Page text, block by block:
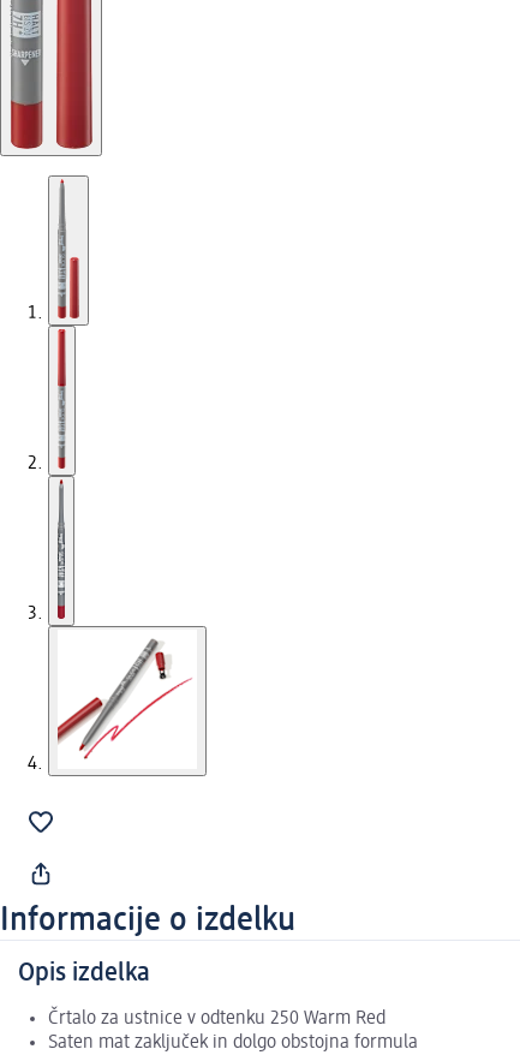
Informacije o izdelku
Opis izdelka
Črtalo za ustnice v odtenku 250 Warm Red
Saten mat zaključek in dolgo obstojna formula